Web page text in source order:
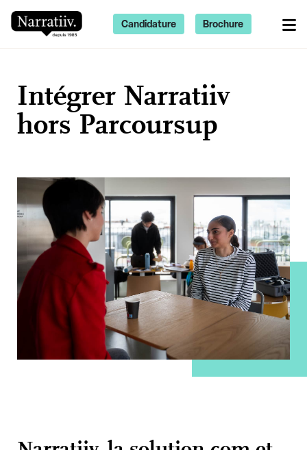
Intégrer Narratiiv
hors Parcoursup
Candidature Brochure